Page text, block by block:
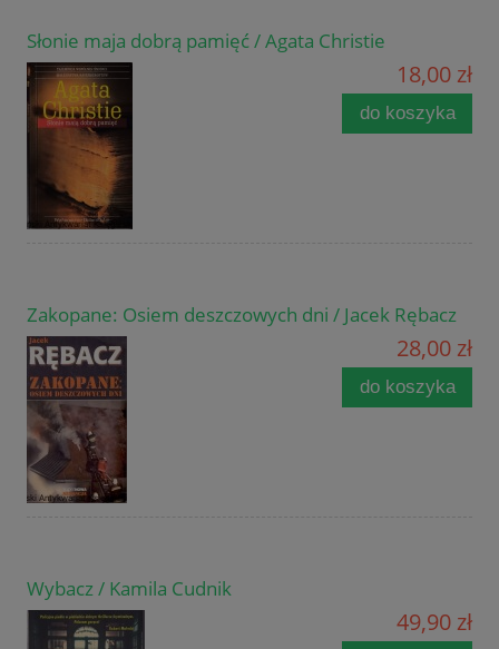
Słonie maja dobrą pamięć / Agata Christie
18,00 zł
do koszyka
Zakopane: Osiem deszczowych dni / Jacek Rębacz
28,00 zł
do koszyka
Wybacz / Kamila Cudnik
49,90 zł